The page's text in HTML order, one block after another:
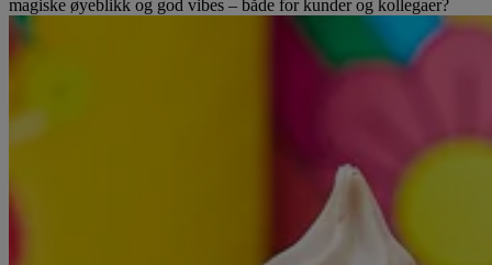
magiske øyeblikk og god vibes – både for kunder og kollegaer?